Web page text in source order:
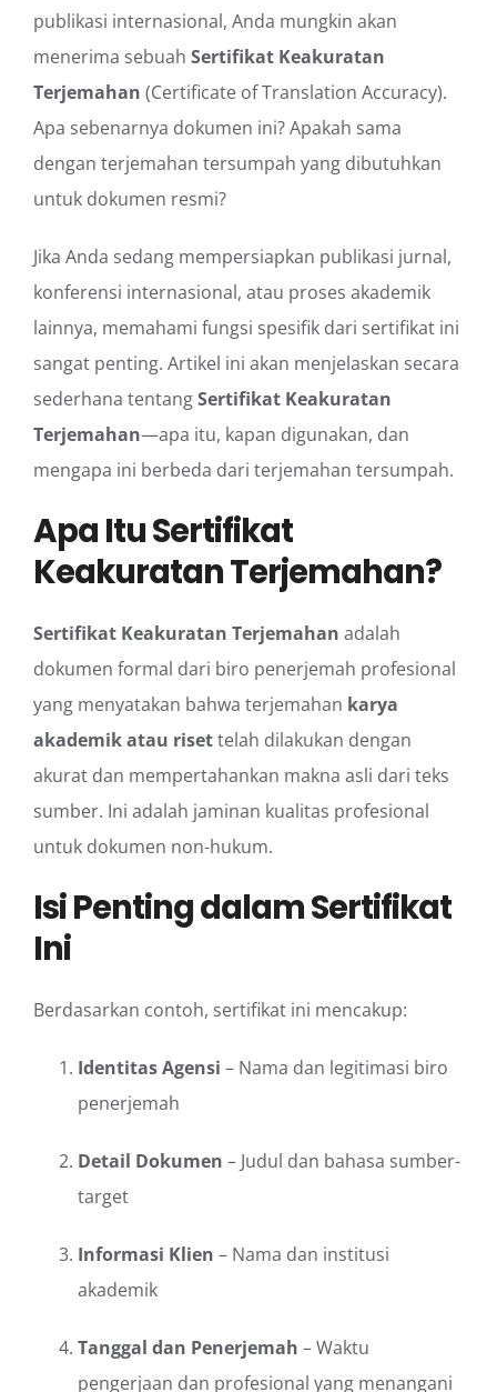
publikasi internasional, Anda mungkin akan
menerima sebuah Sertifikat Keakuratan
Terjemahan (Certificate of Translation Accuracy).
Apa sebenarnya dokumen ini? Apakah sama
dengan terjemahan tersumpah yang dibutuhkan
untuk dokumen resmi?
Jika Anda sedang mempersiapkan publikasi jurnal,
konferensi internasional, atau proses akademik
lainnya, memahami fungsi spesifik dari sertifikat ini
sangat penting. Artikel ini akan menjelaskan secara
sederhana tentangSertifikat Keakuratan
Terjemahan—apa itu, kapan digunakan, dan
mengapa ini berbeda dari terjemahan tersumpah.
Apa Itu Sertifikat
Keakuratan Terjemahan?
Sertifikat Keakuratan Terjemahan adalah
dokumen formal dari biro penerjemah profesional
yang menyatakan bahwa terjemahan karya
akademik atau risettelah dilakukan dengan
akurat dan mempertahankan makna asli dari teks
sumber. Ini adalah jaminan kualitas profesional
untuk dokumen non-hukum.
Isi Penting dalam Sertifikat
Ini
Berdasarkan contoh, sertifikat ini mencakup:
Identitas Agensi – Nama dan legitimasi biro
penerjemah
Detail Dokumen – Judul dan bahasa sumber-
target
Informasi Klien – Nama dan institusi
akademik
Tanggal dan Penerjemah – Waktu
pengerjaan dan profesional yang menangani